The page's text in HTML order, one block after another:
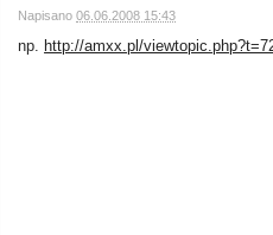
Napisano06.06.2008 15:43
np. http://amxx.pl/